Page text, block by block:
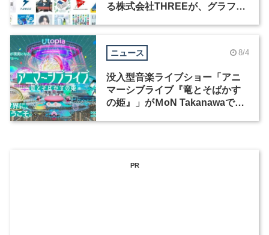
る株式会社THREEが、グラフィ
ニュース 8/4
没入型音楽ライブショー「アニ
マーシブライブ『竜とそばかす
の姫』」がＭoN Takanawaで開
PR